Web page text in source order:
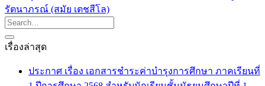
รัตนาภรณ์ (สมัย เตชสีโล)
เรื่องล่าสุด
ประกาศ เรื่อง เอกสารชำระค่าบำรุงการศึกษา ภาคเรียนที่